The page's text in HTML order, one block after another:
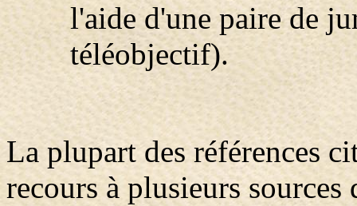
l'aide d'une paire de
téléobjectif).
La plupart des références
recours à plusieurs